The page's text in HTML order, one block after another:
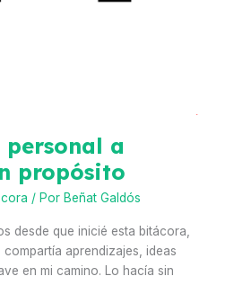
a
propósito
/ Por Beñat Galdós
desde que inicié esta bitácora,
aprendizajes, ideas
en mi camino. Lo hacía sin